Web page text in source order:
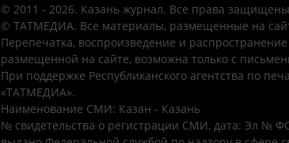
© 2011 - 2026. Казань журнал. Все права
© ТАТМЕДИА. Все материалы, размещенные на
Перепечатка, воспроизведение и
размещенной на сайте, возможна только с
При поддержке Республиканского агентства по
«ТАТМЕДИА».
Наименование СМИ: Казан - Казань
№ свидетельства о регистрации СМИ, дата: Эл №